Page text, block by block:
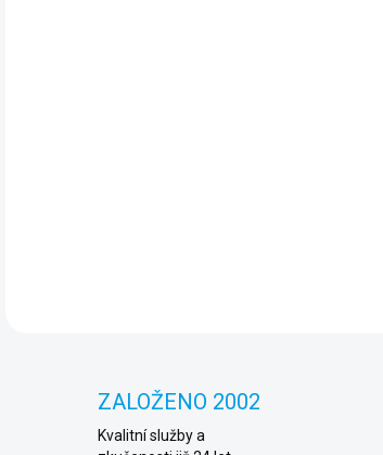
ZALOŽENO 2002
Kvalitní služby a